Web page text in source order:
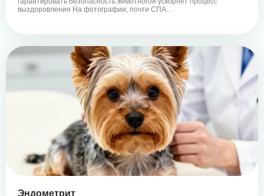
выздоровления На фотографии, почти СПА…
Эндометрит